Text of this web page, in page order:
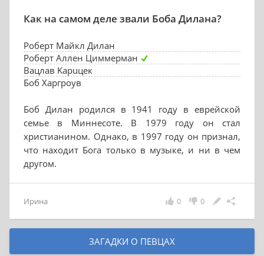
Как на самом деле звали Боба Дилана?
Роберт Майкл Дилан
Роберт Аллен Циммерман
Вацлав Kapuцeк
Боб Харгроув
Боб Дилан родился в 1941 году в еврейской
семье в Миннесоте. В 1979 году он стал
христианином. Однако, в 1997 году он признал,
что находит Бога только в музыке, и ни в чем
другом.
Ирина 0
0
ЗАГАДКИ О ПЕВЦАХ